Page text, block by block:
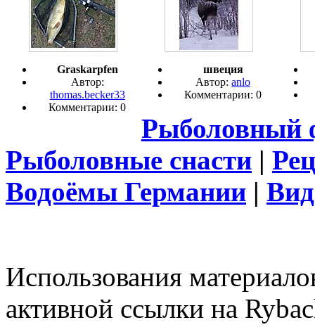
Graskarpfen
Автор:
thomas.becker33
Комментарии: 0
швеция
Автор:anlo
Комментарии: 0
Рыболовный
Рыболовные снасти |
Водоёмы Германии |
Использования
активной ссылки на